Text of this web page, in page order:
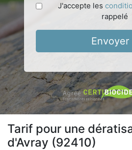
J'accepte les
rappelé
Envoyer
Tarif pour une
d'Avray (92410)